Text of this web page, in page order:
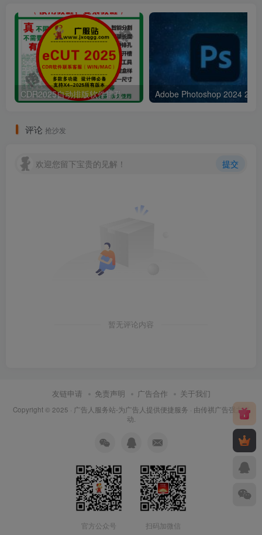
CDR2025自动排版软件排孔插件ecut省料LED冲孔字解决提示升级问题
评论 抢沙发
欢迎您留下宝贵的见解！ 提交
暂无评论内容
友链申请 免责声明 广告合作 关于我们
Copyright © 2025 · 广告人服务站-为广告人提供便捷服务 · 由传祺广告强力驱
动.
官方公众号 扫码加微信